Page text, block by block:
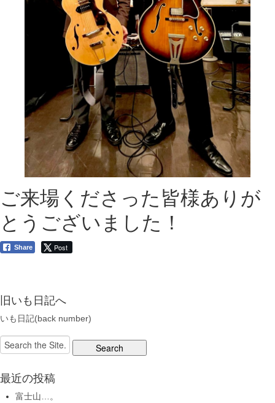
ご来場くださった皆様ありが
とうございました！
Share Post
旧いも日記へ
いも日記(back number)
Search
for:
最近の投稿
富士山…。